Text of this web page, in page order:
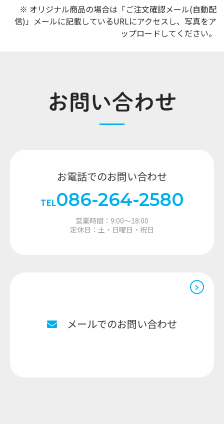
※ オリジナル商品の場合は「ご注文確認メール(自動配
信)」メールに記載しているURLにアクセスし、写真をア
ップロードしてください。
お問い合わせ
お電話でのお問い合わせ
TEL086-264-2580
営業時間：9:00～18:00
定休日：土・日曜日・祝日
メールでのお問い合わせ